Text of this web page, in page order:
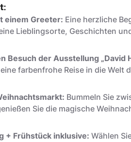
einem Greeter: Eine herzliche
Lieblingsorte, Geschichten
Besuch der Ausstellung „David
farbenfrohe Reise in die Welt
Bummeln Sie
Sie die magische
+ Frühstück inklusive: Wählen